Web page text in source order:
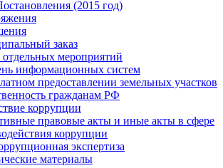
(2015 год)
заказ
мероприятий
информационных систем
предоставлении земельных участков
гражданам РФ
коррупции
правовые акты и иные акты в сфере
коррупции
экспертиза
материалы